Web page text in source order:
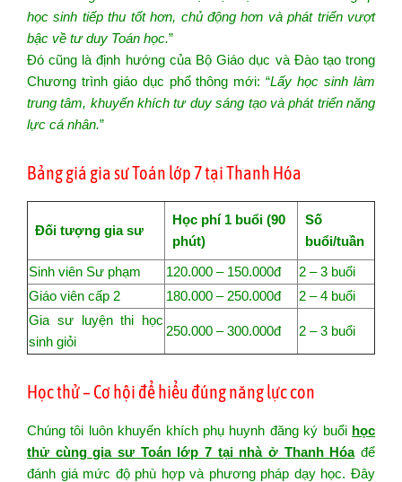
học sinh tiếp thu tốt hơn, chủ động hơn và phát triển vượt
bậc về tư duy Toán học.”
Đó cũng là định hướng của Bộ Giáo dục và Đào tạo trong
Chương trình giáo dục phổ thông mới: “Lấy học sinh làm
trung tâm, khuyến khích tư duy sáng tạo và phát triển năng
lực cá nhân.”
Bảng giá gia sư Toán lớp 7 tại Thanh Hóa
Đối tượng gia sư
Học phí 1 buổi (90
phút)
Số
buổi/tuần
Sinh viên Sư phạm
120.000 – 150.000đ
2 – 3 buổi
Giáo viên cấp 2
180.000 – 250.000đ
2 – 4 buổi
Gia sư luyện thi học
sinh giỏi
250.000 – 300.000đ 2 – 3 buổi
Học thử – Cơ hội để hiểu đúng năng lực con
Chúng tôi luôn khuyến khích phụ huynh đăng ký buổi học
thử cùng gia sư Toán lớp 7 tại nhà ở Thanh Hóađể
đánh giá mức độ phù hợp và phương pháp dạy học. Đây